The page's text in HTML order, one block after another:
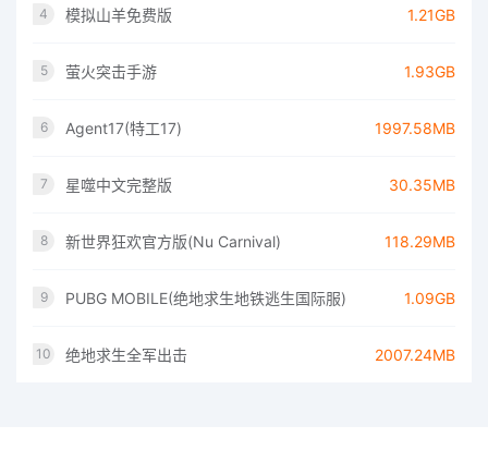
4 模拟山羊免费版 1.21GB
5 萤火突击手游 1.93GB
6 Agent17(特工17) 1997.58MB
7 星噬中文完整版 30.35MB
8 新世界狂欢官方版(Nu Carnival) 118.29MB
9 PUBG MOBILE(绝地求生地铁逃生国际服) 1.09GB
10 绝地求生全军出击 2007.24MB